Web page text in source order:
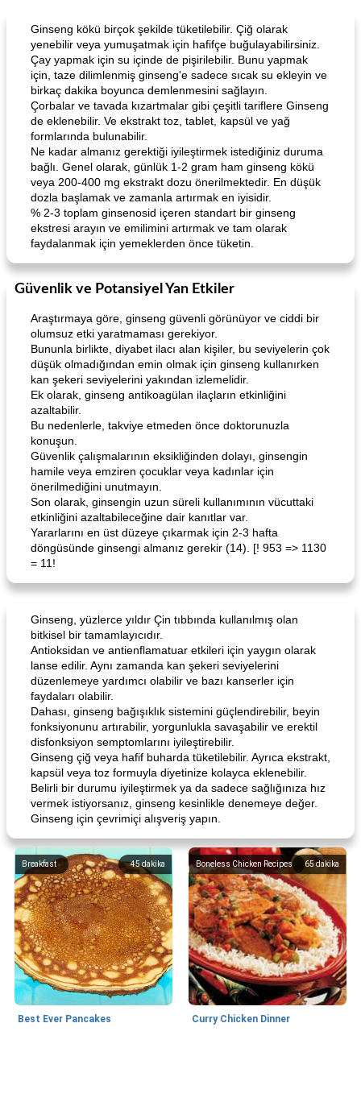
Lime, Chili and Brown Sugar Pork Chops Hazelnut-Crusted Salmon
Ginseng kökü birçok şekilde tüketilebilir. Çiğ olarak
yenebilir veya yumuşatmak için hafifçe buğulayabilirsiniz.
Çay yapmak için su içinde de pişirilebilir. Bunu yapmak
için, taze dilimlenmiş ginseng'e sadece sıcak su ekleyin ve
birkaç dakika boyunca demlenmesini sağlayın.
Çorbalar ve tavada kızartmalar gibi çeşitli tariflere Ginseng
de eklenebilir. Ve ekstrakt toz, tablet, kapsül ve yağ
formlarında bulunabilir.
Ne kadar almanız gerektiği iyileştirmek istediğiniz duruma
bağlı. Genel olarak, günlük 1-2 gram ham ginseng kökü
veya 200-400 mg ekstrakt dozu önerilmektedir. En düşük
dozla başlamak ve zamanla artırmak en iyisidir.
% 2-3 toplam ginsenosid içeren standart bir ginseng
ekstresi arayın ve emilimini artırmak ve tam olarak
faydalanmak için yemeklerden önce tüketin.
Güvenlik ve Potansiyel Yan Etkiler
Araştırmaya göre, ginseng güvenli görünüyor ve ciddi bir
olumsuz etki yaratmaması gerekiyor.
Bununla birlikte, diyabet ilacı alan kişiler, bu seviyelerin çok
düşük olmadığından emin olmak için ginseng kullanırken
kan şekeri seviyelerini yakından izlemelidir.
Ek olarak, ginseng antikoagülan ilaçların etkinliğini
azaltabilir.
Bu nedenlerle, takviye etmeden önce doktorunuzla
konuşun.
Güvenlik çalışmalarının eksikliğinden dolayı, ginsengin
hamile veya emziren çocuklar veya kadınlar için
önerilmediğini unutmayın.
Son olarak, ginsengin uzun süreli kullanımının vücuttaki
etkinliğini azaltabileceğine dair kanıtlar var.
Yararlarını en üst düzeye çıkarmak için 2-3 hafta
döngüsünde ginsengi almanız gerekir (14). [! 953 => 1130
= 11!
Ginseng, yüzlerce yıldır Çin tıbbında kullanılmış olan
bitkisel bir tamamlayıcıdır.
Antioksidan ve antienflamatuar etkileri için yaygın olarak
lanse edilir. Aynı zamanda kan şekeri seviyelerini
düzenlemeye yardımcı olabilir ve bazı kanserler için
faydaları olabilir.
Dahası, ginseng bağışıklık sistemini güçlendirebilir, beyin
fonksiyonunu artırabilir, yorgunlukla savaşabilir ve erektil
disfonksiyon semptomlarını iyileştirebilir.
Ginseng çiğ veya hafif buharda tüketilebilir. Ayrıca ekstrakt,
kapsül veya toz formuyla diyetinize kolayca eklenebilir.
Belirli bir durumu iyileştirmek ya da sadece sağlığınıza hız
vermek istiyorsanız, ginseng kesinlikle denemeye değer.
Ginseng için çevrimiçi alışveriş yapın.
45dakika
Breakfast
Best Ever Pancakes
65 dakika
Boneless Chicken Recipes
Curry Chicken Dinner